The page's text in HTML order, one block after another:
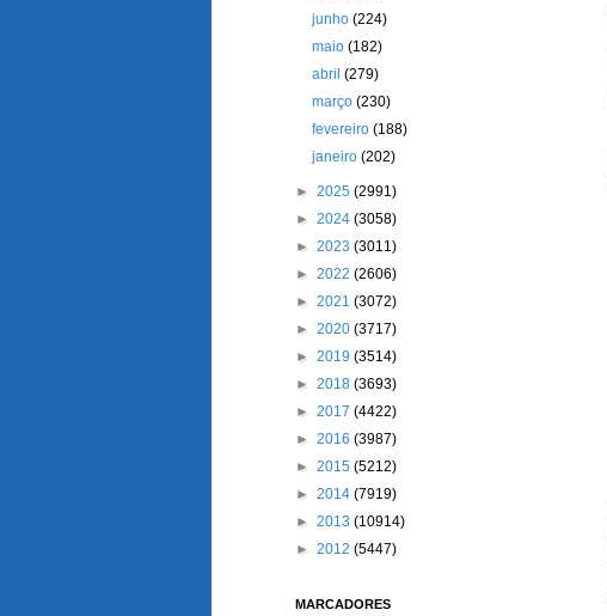
junho(224)
maio(182)
abril(279)
março(230)
fevereiro(188)
janeiro(202)
► 2025 (2991)
► 2024 (3058)
► 2023 (3011)
► 2022 (2606)
► 2021 (3072)
► 2020 (3717)
► 2019 (3514)
► 2018 (3693)
► 2017 (4422)
► 2016 (3987)
► 2015 (5212)
► 2014 (7919)
► 2013 (10914)
► 2012 (5447)
MARCADORES